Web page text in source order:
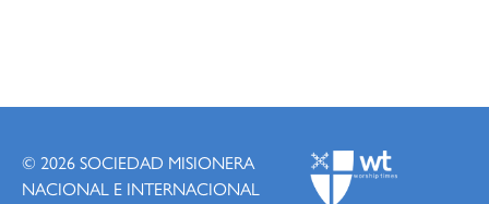
© 2026 SOCIEDAD MISIONERA
NACIONAL E INTERNACIONAL